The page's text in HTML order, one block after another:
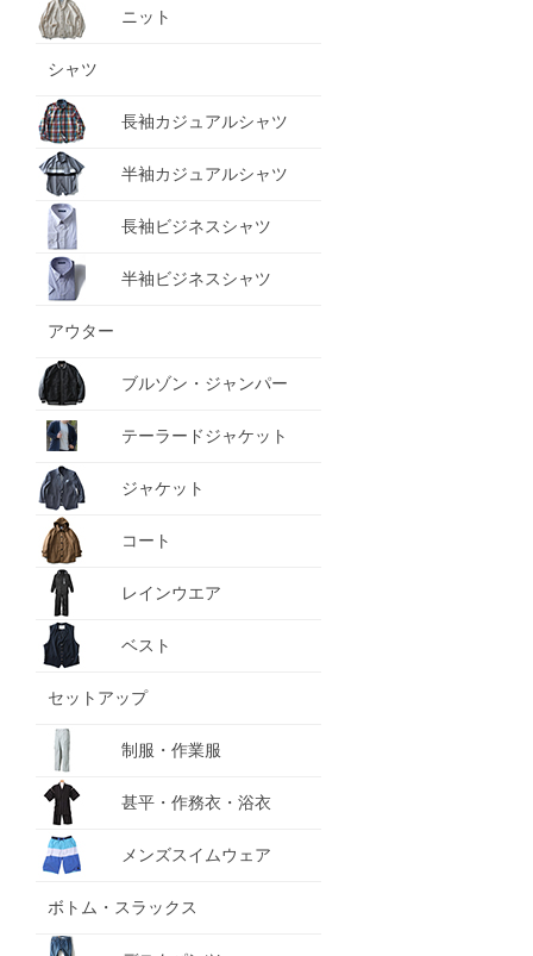
ニット
シャツ
長袖カジュアルシャツ
半袖カジュアルシャツ
長袖ビジネスシャツ
半袖ビジネスシャツ
アウター
ブルゾン・ジャンパー
テーラードジャケット
ジャケット
コート
レインウエア
ベスト
セットアップ
制服・作業服
甚平・作務衣・浴衣
メンズスイムウェア
ボトム・スラックス